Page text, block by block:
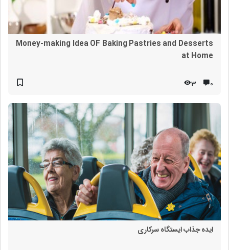
Money-making Idea OF Baking Pastries and Desserts
at Home
۰ 3
ایده جذاب ایستگاه سرکاری